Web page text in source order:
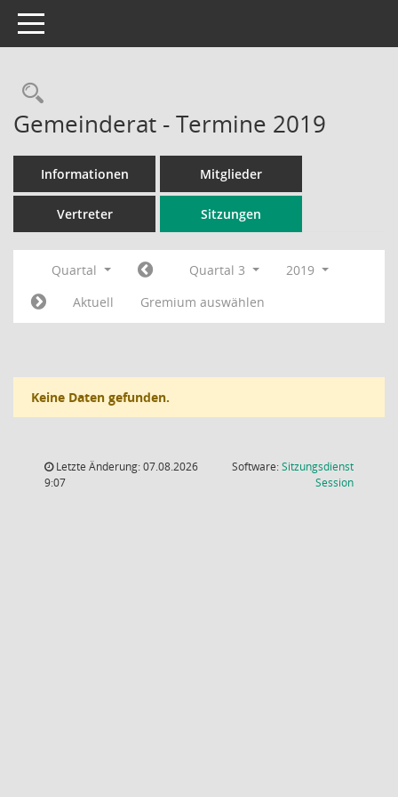
Toggle navigation
Rechercheauswahl
Gemeinderat - Termine 2019
Informationen Mitglieder
Vertreter Sitzungen
Quartal Quartal 3
2019
Aktuell
Gremium auswählen
Keine Daten gefunden.
Letzte Änderung: 07.08.2026
9:07
Software:Sitzungsdienst
Session(Wird in